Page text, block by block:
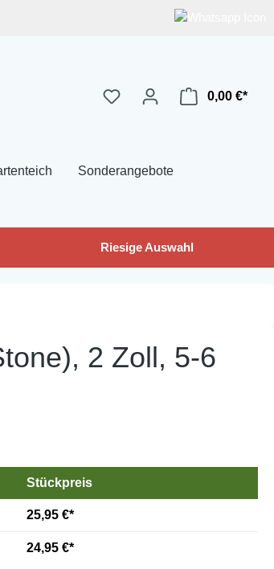
0,00 €*
Sonderangebote
Riesige Auswahl
2 Zoll, 5-6
Stückpreis
25,95 €*
24,95 €*